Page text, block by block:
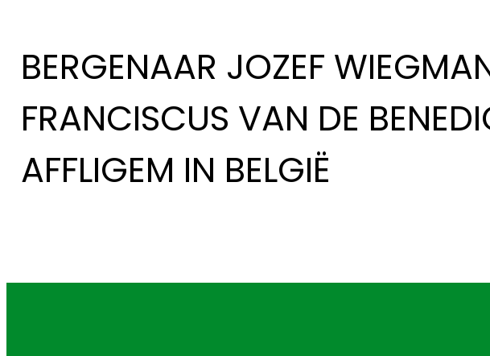
BERGENAAR JOZEF
FRANCISCUS VAN DE
AFFLIGEM IN BELGIË